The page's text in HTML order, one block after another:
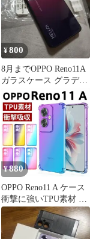
¥800
8月までOPPO Reno11A
ガラスケース グラデー
ション
¥880
OPPO Reno11 A ケース
衝撃に強いTPU素材 グ
ラデーションタイプ 衝
撃防止 人気 背面カバー
opporeno11a ソフト